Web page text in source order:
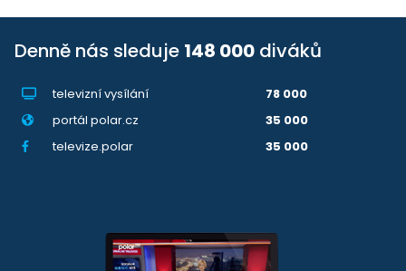
Denně nás sleduje 148 000 diváků
televizní vysílání
78 000
portál polar.cz
35 000
televize.polar
35 000